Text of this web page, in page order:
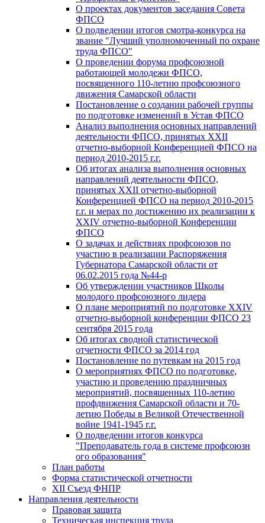
О проектах документов заседания Совета
ФПСО
О подведении итогов смотра-конкурса на
звание "Лучший уполномоченный по охране
труда ФПСО"
О проведении форума профсоюзной
работающей молодежи ФПСО,
посвященного 110-летию профсоюзного
движения Самарской области
Постановление о создании рабочей группы
по подготовке изменений в Устав ФПСО
Анализ выполнения основных направлений
деятельности ФПСО, принятых XXII
отчетно-выборной Конференцией ФПСО на
период 2010-2015 г.г.
Об итогах анализа выполнения основных
направлений деятельности ФПСО,
принятых XXII отчетно-выборной
Конференцией ФПСО на период 2010-2015
г.г. и мерах по достижению их реализации к
XXIV отчетно-выборной Конференции
ФПСО
О задачах и действиях профсоюзов по
участию в реализации Распоряжения
Губернатора Самарской области от
06.02.2015 года №44-р
Об утверждении участников Школы
молодого профсоюзного лидера
О плане мероприятий по подготовке XXIV
отчетно-выборной конференции ФПСО 23
сентября 2015 года
Об итогах сводной статистической
отчетности ФПСО за 2014 год
Постановление по путевкам на 2015 год
О мероприятиях ФПСО по подготовке,
участию и проведению праздничных
мероприятий, посвященных 110-летию
профдвижения Самарской области и 70-
летию Победы в Великой Отечественной
войне 1941-1945 г.г.
О подведении итогов конкурса
"Преподаватель года в системе профсоюзн
ого образования"
План работы
Форма статистической отчетности
XII Съезд ФНПР
Направления деятельности
Правовая защита
Техническая инспекция труда